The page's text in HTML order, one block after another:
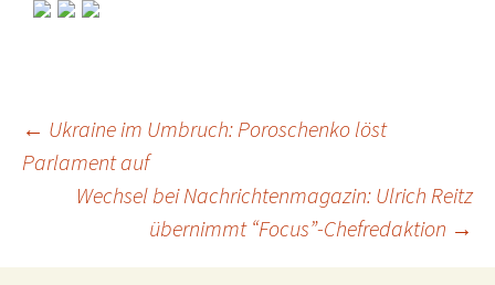
Post
navigation
← Ukraine im Umbruch: Poroschenko löst
Parlament auf
Wechsel bei Nachrichtenmagazin: Ulrich Reitz
übernimmt “Focus”-Chefredaktion →